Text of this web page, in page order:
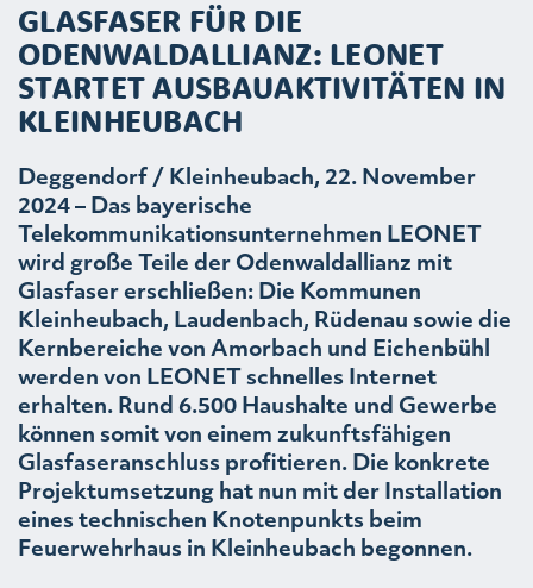
GLASFASER FÜR DIE
ODENWALDALLIANZ: LEONET
STARTET AUSBAUAKTIVITÄTEN IN
KLEINHEUBACH
Deggendorf / Kleinheubach, 22. November
2024 – Das bayerische
Telekommunikationsunternehmen LEONET
wird große Teile der Odenwaldallianz mit
Glasfaser erschließen: Die Kommunen
Kleinheubach, Laudenbach, Rüdenau sowie die
Kernbereiche von Amorbach und Eichenbühl
werden von LEONET schnelles Internet
erhalten. Rund 6.500 Haushalte und Gewerbe
können somit von einem zukunftsfähigen
Glasfaseranschluss profitieren. Die konkrete
Projektumsetzung hat nun mit der Installation
eines technischen Knotenpunkts beim
Feuerwehrhaus in Kleinheubach begonnen.